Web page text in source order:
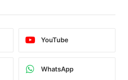
YouTube
WhatsApp